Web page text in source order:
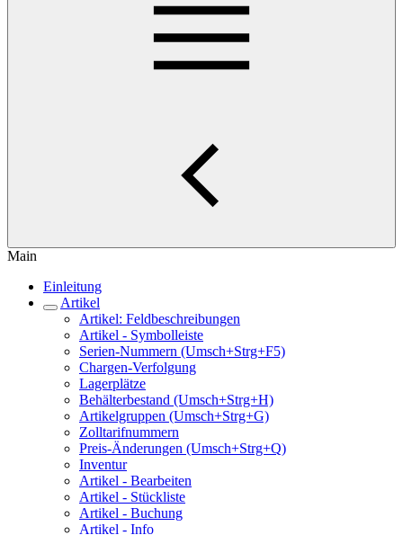
Main
Einleitung
Artikel
Artikel: Feldbeschreibungen
Artikel - Symbolleiste
Serien-Nummern (Umsch+Strg+F5)
Chargen-Verfolgung
Lagerplätze
Behälterbestand (Umsch+Strg+H)
Artikelgruppen (Umsch+Strg+G)
Zolltarifnummern
Preis-Änderungen (Umsch+Strg+Q)
Inventur
Artikel - Bearbeiten
Artikel - Stückliste
Artikel - Buchung
Artikel - Info